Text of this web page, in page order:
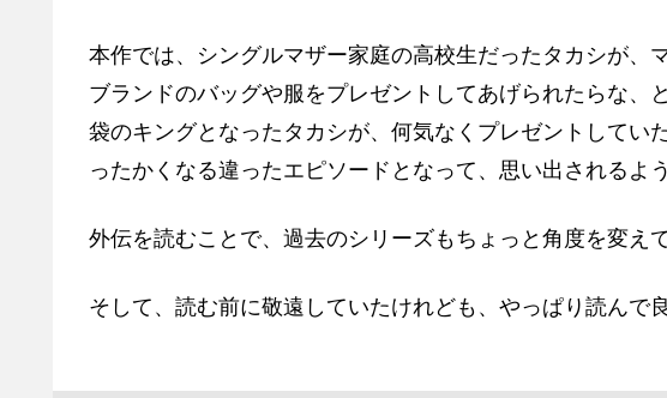
本作では、シングルマザー家庭の高校生だったタカシが、
ブランドのバッグや服をプレゼントしてあげられたらな、
袋のキングとなったタカシが、何気なくプレゼントしてい
ったかくなる違ったエピソードとなって、思い出されるよ
外伝を読むことで、過去のシリーズもちょっと角度を変え
そして、読む前に敬遠していたけれども、やっぱり読んで